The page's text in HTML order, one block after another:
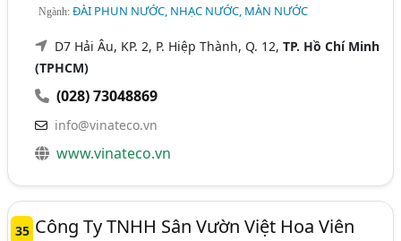
Ngành:ĐÀI PHUN NƯỚC, NHẠC NƯỚC, MÀN NƯỚC
D7 Hải Âu, KP. 2, P. Hiệp Thành, Q. 12,TP. Hồ Chí Minh
(TPHCM)
(028) 73048869
info@vinateco.vn
www.vinateco.vn
35 Công Ty TNHH Sân Vườn Việt Hoa Viên